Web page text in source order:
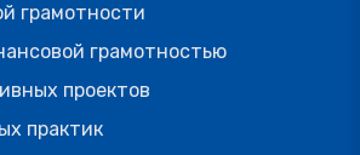
грамотности
грамотностью
проектов
практик